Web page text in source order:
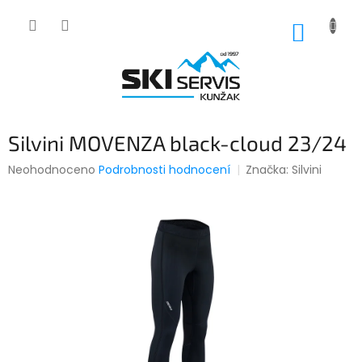
Silvini MOVENZA black-cloud 23/24
Průměrné
Neohodnoceno Podrobnosti hodnocení Značka:Silvini